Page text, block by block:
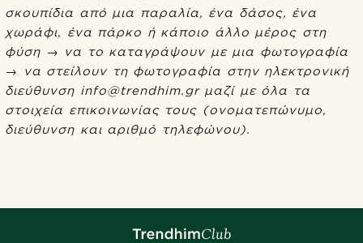
σκουπίδια από μια παραλία, ένα δάσος, ένα
χωράφι, ένα πάρκο ή κάποιο άλλο μέρος στη
φύση → να το καταγράψουν με μια φωτογραφία
→ να στείλουν τη φωτογραφία στην ηλεκτρονική
διεύθυνση info@trendhim.gr μαζί με όλα τα
στοιχεία επικοινωνίας τους (ονοματεπώνυμο,
διεύθυνση και αριθμό τηλεφώνου).